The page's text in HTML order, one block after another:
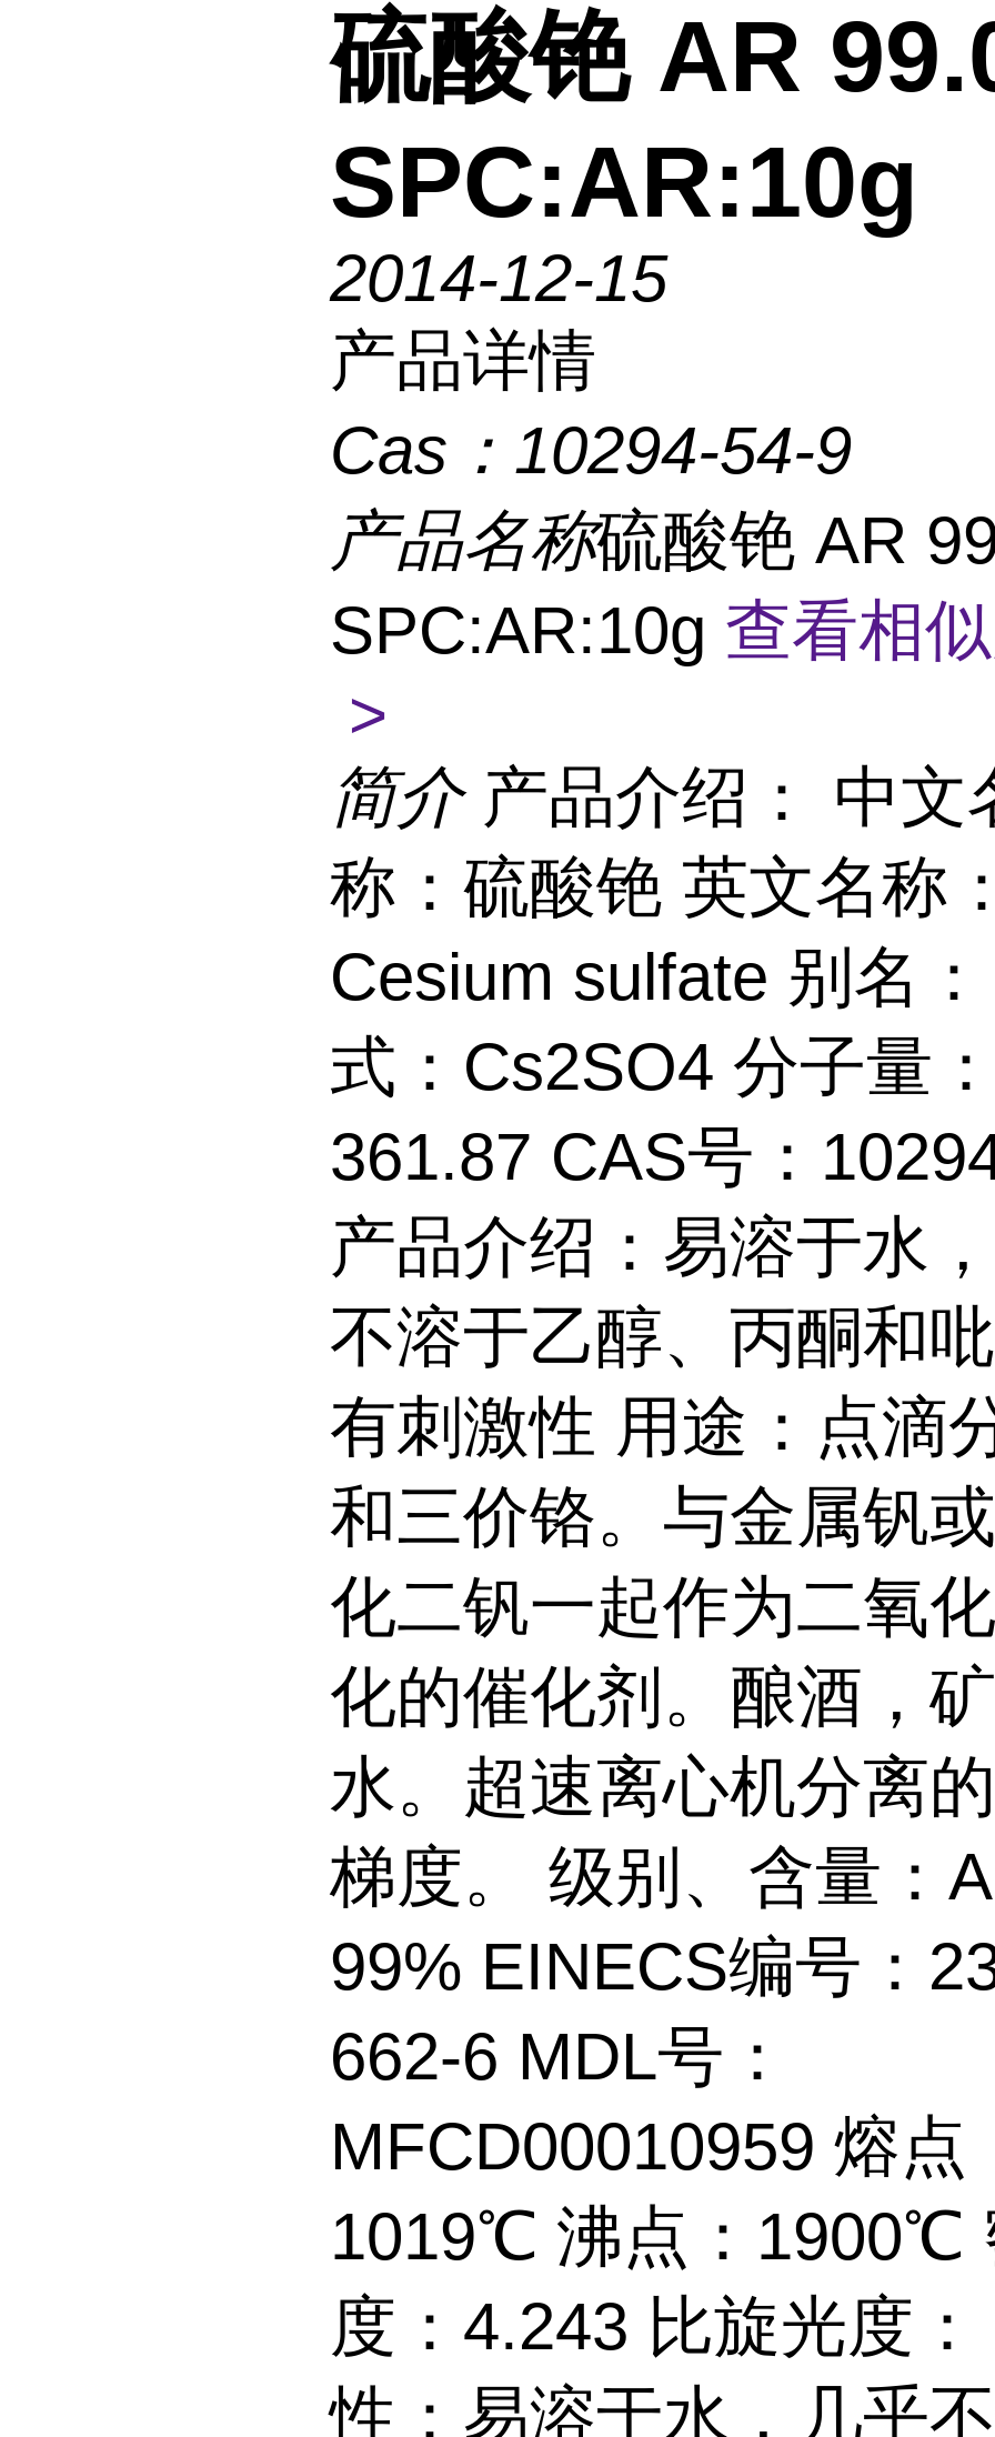
硫酸铯 AR
SPC:AR:10g
2014-12-15
产品详情
Cas： 10294-54-9
产品名称硫酸铯 AR
SPC:AR:10g 查看相
>
简介 产品介绍： 中文
称：硫酸铯 英文名称
Cesium sulfate 别名
式：Cs2SO4 分子量
361.87 CAS号：
产品介绍：易溶于水
不溶于乙醇、丙酮和
有刺激性 用途：点滴
和三价铬。与金属钒
化二钒一起作为二氧
化的催化剂。酿酒，
水。超速离心机分离
梯度。 级别、含量：
99% EINECS编号：
662-6 MDL号：
MFCD00010959 熔点
1019℃ 沸点：1900℃
度：4.243 比旋光度
性：易溶于水，几乎